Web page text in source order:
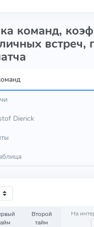
команд,
встреч,
Dierick
Второй
тайм